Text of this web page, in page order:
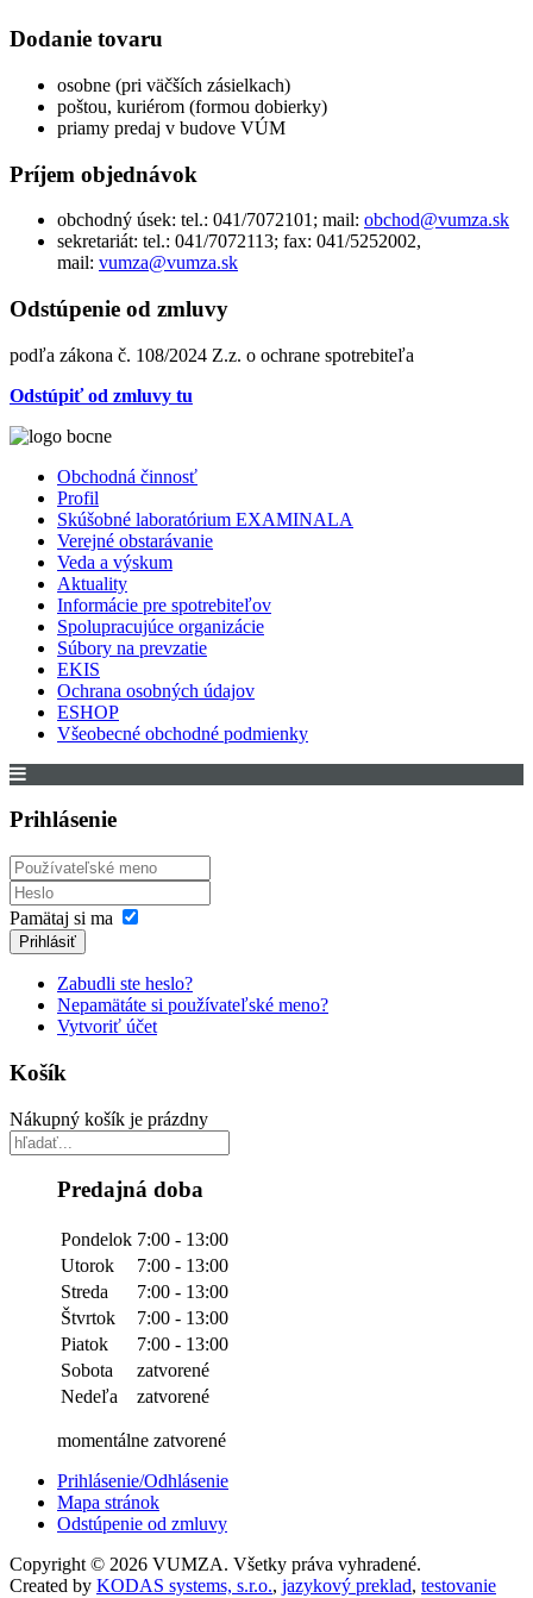
Dodanie tovaru
osobne (pri väčších zásielkach)
poštou, kuriérom (formou dobierky)
priamy predaj v budove VÚM
Príjem objednávok
obchodný úsek: tel.: 041/7072101; mail:
sekretariát: tel.: 041/7072113; fax: 041/5252002,
mail:
Odstúpenie od zmluvy
podľa zákona č. 108/2024 Z.z. o ochrane spotrebiteľa
Odstúpiť od zmluvy tu
Obchodná činnosť
Profil
Skúšobné laboratórium EXAMINALA
Verejné obstarávanie
Veda a výskum
Aktuality
Informácie pre spotrebiteľov
Spolupracujúce organizácie
Súbory na prevzatie
EKIS
Ochrana osobných údajov
ESHOP
Všeobecné obchodné podmienky
Prihlásenie
Pamätaj si ma
Prihlásiť
Zabudli ste heslo?
Nepamätáte si používateľské meno?
Vytvoriť účet
Košík
Nákupný košík je prázdny
Predajná doba
Pondelok 7:00 - 13:00
Utorok
7:00 - 13:00
Streda
7:00 - 13:00
Štvrtok
7:00 - 13:00
Piatok
7:00 - 13:00
Sobota
zatvorené
Nedeľa
zatvorené
momentálne zatvorené
Prihlásenie/Odhlásenie
Mapa stránok
Odstúpenie od zmluvy
Copyright © 2026 VUMZA. Všetky práva vyhradené.
Created by KODAS systems, s.r.o., jazykový preklad, testovanie